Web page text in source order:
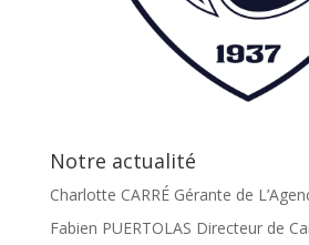
Notre actualité
Charlotte CARRÉ Gérante de
Fabien PUERTOLAS Directeur de